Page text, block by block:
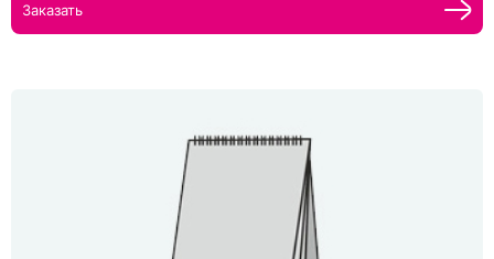
Заказать